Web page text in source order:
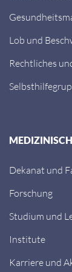
Lob und
Rechtliches
Dekanat und
Forschung
Studium und
Institute
Karriere und